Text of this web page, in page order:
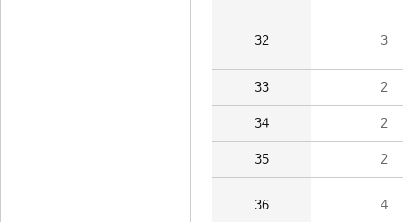
32 3
33 2
34 2
35 2
36 4